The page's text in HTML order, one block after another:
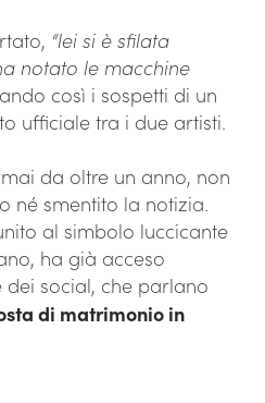
“lei si è sfilata
notato le macchine
così i sospetti di un
ufficiale tra i due artisti.
da oltre un anno, non
né smentito la notizia.
al simbolo luccicante
ha già acceso
dei social, che parlano
di matrimonio in